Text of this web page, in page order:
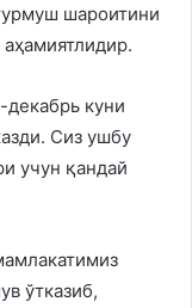
шароитини
куни
Сиз ушбу
учун қандай
ўтказиб,